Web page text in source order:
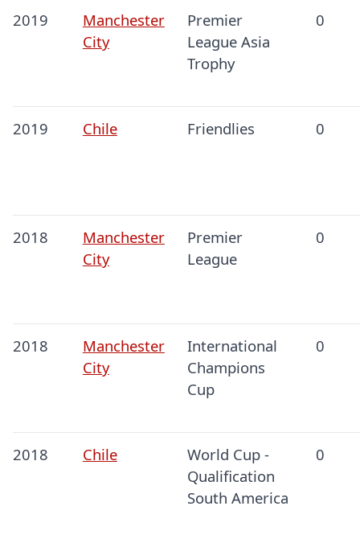
2019
Manchester
City
Premier
League Asia
Trophy
0
2019 Chile Friendlies 0
2018
Manchester
City
Premier
League
0
2018
Manchester
City
International
Champions
Cup
0
2018 Chile
World Cup -
Qualification
South America
0